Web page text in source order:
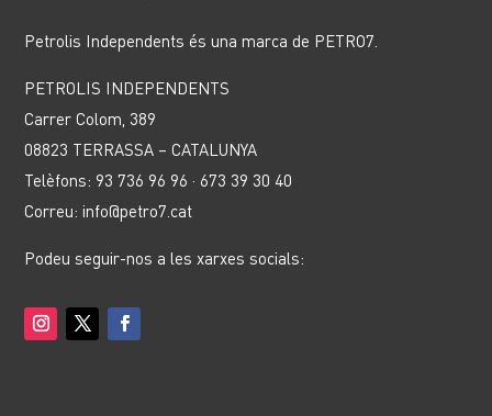
Petrolis Independents és una marca de PETRO7.
PETROLIS INDEPENDENTS
Carrer Colom, 389
08823 TERRASSA – CATALUNYA
Telèfons: 93 736 96 96 · 673 39 30 40
Correu: info@petro7.cat
Podeu seguir-nos a les xarxes socials: